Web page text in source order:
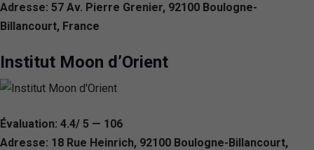
Adresse: 57 Av. Pierre Grenier, 92100 Boulogne-
Billancourt, France
Institut Moon d’Orient
Évaluation: 4.4/ 5 — 106
Adresse: 18 Rue Heinrich, 92100 Boulogne-Billancourt,